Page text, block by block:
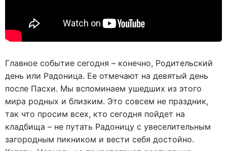
Главное событие сегодня – конечно, Родительский
день или Радоница. Ее отмечают на девятый день
после Пасхи. Мы вспоминаем ушедших из этого
мира родных и близким. Это совсем не праздник,
так что просим всех, кто сегодня пойдет на
кладбища – не путать Радоницу с увеселительным
загородным пикником и вести себя достойно.